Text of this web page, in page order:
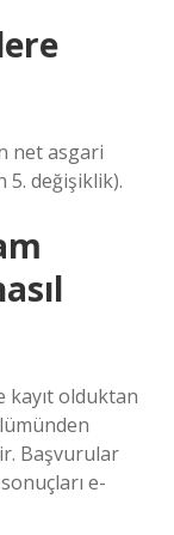
net asgari
5. değişiklik).
kayıt olduktan
Başvurular
e-